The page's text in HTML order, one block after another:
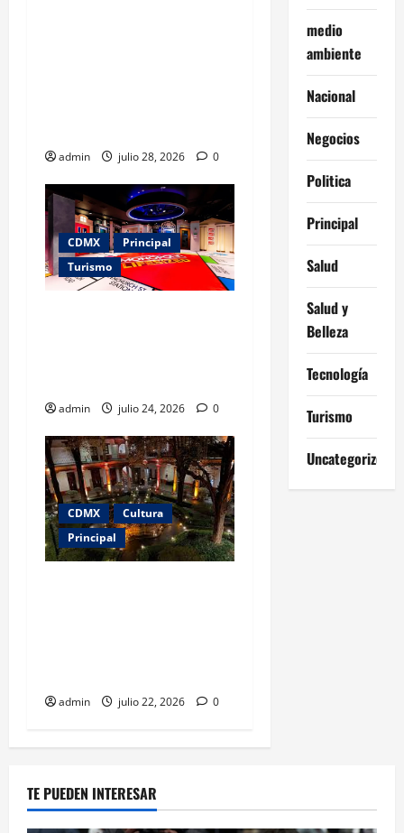
admin julio 28, 2026 0
CDMX
Principal
Turismo
admin julio 24, 2026 0
CDMX
Cultura
Principal
admin julio 22, 2026 0
medio
ambiente
Nacional
Negocios
Politica
Principal
Salud
Salud y
Belleza
Tecnología
Turismo
Uncategorized
TE PUEDEN INTERESAR